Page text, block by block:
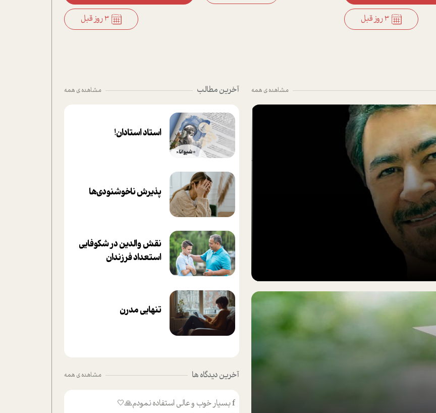
3 روز قبل 3 روز قبل
مشاهده ی همه آخرین مطالب مشاهده ی همه
استاد استادان!
پذیرش ناخوشنودی‌ها
نقش والدین در شکوفا‌یی
ا‌ستعداد فرزندان‌
تنهایی مدرن
آخرین دیدگاه ها مشاهده ی همه
fبسیار خوب و عالی استفاده نمودم🙏🤍